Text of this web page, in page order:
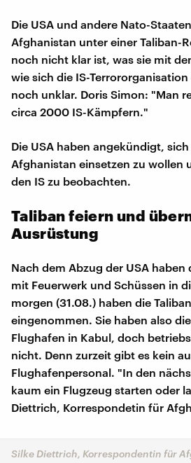
Die USA und andere Nato-
Afghanistan unter einer Taliban-
noch nicht klar ist, was sie mit
wie sich die IS-
noch unklar. Doris Simon: "Man
circa 2000 IS-Kämpfern."
Die USA haben angekündigt,
Afghanistan einsetzen zu wollen
den IS zu beobachten.
Taliban feiern und
Ausrüstung
Nach dem Abzug der USA haben
mit Feuerwerk und Schüssen in
morgen (31.08.) haben die
eingenommen. Sie haben also
Flughafen in Kabul, doch
nicht. Denn zurzeit gibt es kein
Flughafenpersonal. "In den
kaum ein Flugzeug starten oder
Diettrich, Korrespondetin für
Silke Diettrich, Korrespondentin für